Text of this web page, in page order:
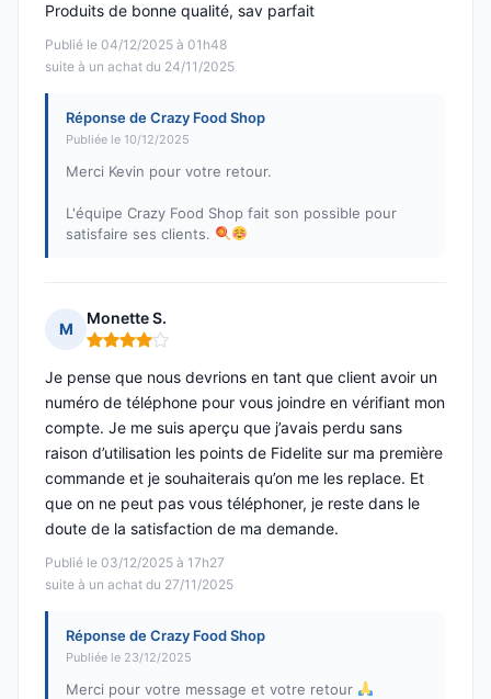
Publié le 04/12/2025 à 01h48
suite à un achat du 24/11/2025
Produits de bonne qualité, sav parfait
Réponse de Crazy Food Shop
Publiée le 10/12/2025
Merci Kevin pour votre retour.
L'équipe Crazy Food Shop fait son possible pour
satisfaire ses clients.
M
Monette S.
Note : 4 sur 5
Publié le 03/12/2025 à 17h27
suite à un achat du 27/11/2025
Je pense que nous devrions en tant que client avoir un
numéro de téléphone pour vous joindre en vérifiant mon
compte. Je me suis aperçu que j’avais perdu sans
raison d’utilisation les points de Fidelite sur ma première
commande et je souhaiterais qu’on me les replace. Et
que on ne peut pas vous téléphoner, je reste dans le
doute de la satisfaction de ma demande.
Réponse de Crazy Food Shop
Publiée le 23/12/2025
Merci pour votre message et votre retour